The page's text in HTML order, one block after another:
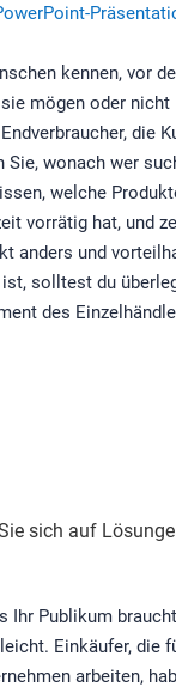
kennen, vor
mögen oder nicht
die
Sie, wonach wer
welche
vorrätig hat, und
anders und
solltest du
des
sich auf
Ihr Publikum
Einkäufer, die
arbeiten,